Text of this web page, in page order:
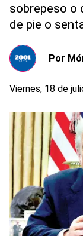
sobrepeso o
de pie o
Por
Viernes, 18 de